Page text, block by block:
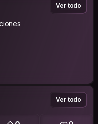
Ver todo
Ver todo